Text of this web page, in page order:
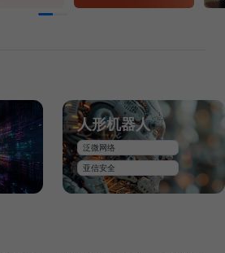
人形机器人
泛微网络
亚信安全